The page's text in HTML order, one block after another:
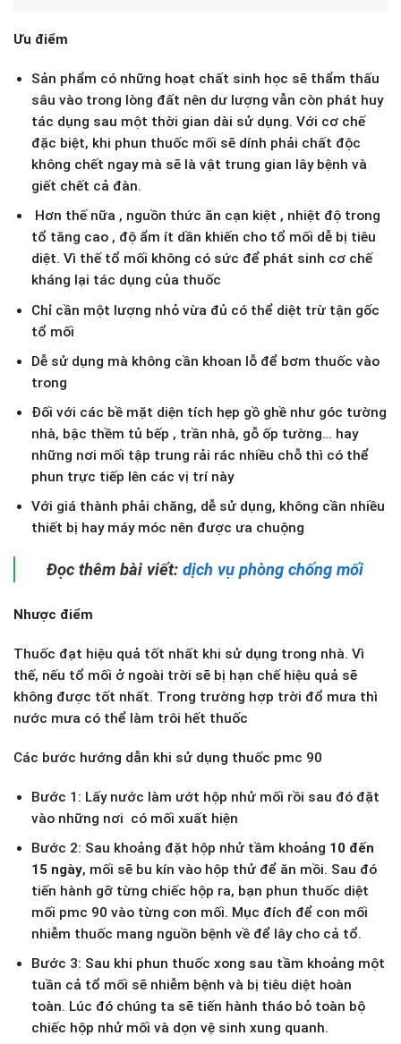
Ưu điểm
Sản phẩm có những hoạt chất sinh học sẽ thẩm thấu
sâu vào trong lòng đất nên dư lượng vẫn còn phát huy
tác dụng sau một thời gian dài sử dụng. Với cơ chế
đặc biệt, khi phun thuốc mối sẽ dính phải chất độc
không chết ngay mà sẽ là vật trung gian lây bệnh và
giết chết cả đàn.
Hơn thế nữa , nguồn thức ăn cạn kiệt , nhiệt độ trong
tổ tăng cao , độ ẩm ít dần khiến cho tổ mối dễ bị tiêu
diệt. Vì thế tổ mối không có sức để phát sinh cơ chế
kháng lại tác dụng của thuốc
Chỉ cần một lượng nhỏ vừa đủ có thể diệt trừ tận gốc
tổ mối
Dễ sử dụng mà không cần khoan lỗ để bơm thuốc vào
trong
Đối với các bề mặt diện tích hẹp gồ ghề như góc tường
nhà, bậc thềm tủ bếp , trần nhà, gỗ ốp tường… hay
những nơi mối tập trung rải rác nhiều chỗ thì có thể
phun trực tiếp lên các vị trí này
Với giá thành phải chăng, dễ sử dụng, không cần nhiều
thiết bị hay máy móc nên được ưa chuộng
Đọc thêm bài viết: dịch vụ phòng chống mối
Nhược điểm
Thuốc đạt hiệu quả tốt nhất khi sử dụng trong nhà. Vì
thế, nếu tổ mối ở ngoài trời sẽ bị hạn chế hiệu quả sẽ
không được tốt nhất. Trong trường hợp trời đổ mưa thì
nước mưa có thể làm trôi hết thuốc
Các bước hướng dẫn khi sử dụng thuốc pmc 90
Bước 1: Lấy nước làm ướt hộp nhử mối rồi sau đó đặt
vào những nơi có mối xuất hiện
Bước 2: Sau khoảng đặt hộp nhử tầm khoảng 10 đến
15 ngày, mối sẽ bu kín vào hộp thử để ăn mồi. Sau đó
tiến hành gỡ từng chiếc hộp ra, bạn phun thuốc diệt
mối pmc 90 vào từng con mối. Mục đích để con mối
nhiễm thuốc mang nguồn bệnh về để lây cho cả tổ.
Bước 3: Sau khi phun thuốc xong sau tầm khoảng một
tuần cả tổ mối sẽ nhiễm bệnh và bị tiêu diệt hoàn
toàn. Lúc đó chúng ta sẽ tiến hành tháo bỏ toàn bộ
chiếc hộp nhử mối và dọn vệ sinh xung quanh.